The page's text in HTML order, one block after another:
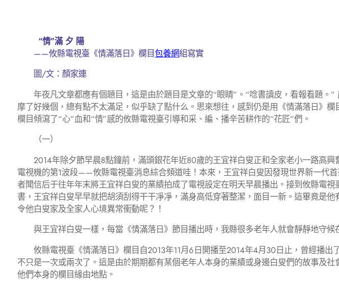
“情”滿 夕 陽
——攸縣電視臺《情滿落日》欄目包養網組寫實
圖/文：顏家連
年夜凡文章都應有個題目，這是由於題目是文章的“眼睛”。“唸書讀皮，看報看題。
摩了好幾個，總有點不太滿足，似乎缺了點什么。思來想往，感到仍是用《情滿落日》
欄目傾瀉了“心”血和“情”感的攸縣電視臺引導和采、編、播辛苦耕作的“花匠”們。
（一）
2014年除夕節早晨8點鐘前，滿頭銀花年近80歲的王宜祥白叟正和全家老小一路高興
電視機的第1波段——攸縣電視臺消息綜合頻道哇！本來，王宜祥白叟因發現世界新一
者聞信后于往年年末將王宜祥白叟的業績拍成了電視設定在明天早晨播出。接到攸縣電
書，王宜祥白叟早早就把胡須刮得干干凈凈，滿身高低穿著整潔，面目一新。這畢竟是
令他白叟家及全家人心境異常衝動呢？！
與王宜祥白叟一樣，每當《情滿落日》節目播出時，我縣很多老年人就會靜靜地守候
攸縣電視臺《情滿落日》欄目自2013年11月6日開播至2014年4月30日止，曾經播出
不只是一次或兩次了。這是由於期期都有某個老年人本身的業績或身邊白叟們的故事及
他們本身的欄目緣由地點。